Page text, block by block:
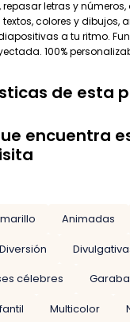
letras y
colores y dibujos,
a tu ritmo.
100%
de esta
encuentra
Animadas
Diversión
célebres
Multicolor